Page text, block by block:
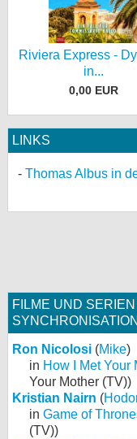
Riviera Express -
in...
0,00 EUR
LINKS
Thomas Albus in
FILME UND
Ron Nicolosi (Mike)
in How I Met Your
Your Mother (TV))
Kristian Nairn (
in Game of
(TV))